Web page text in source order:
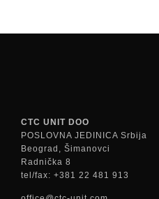
CTC UNIT DOO
POSLOVNA JEDINICA Srbija
Beograd, Šimanovci
Radnička 8
tel/fax: +381 22 481 913